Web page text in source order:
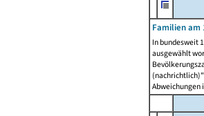
Familien am
In bundesweit
ausgewählt
Abweichungen